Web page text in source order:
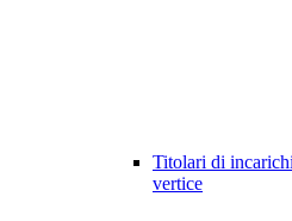
Titolari di
vertice